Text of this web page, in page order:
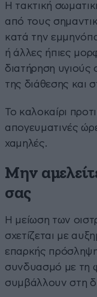
Η τακτική
από τους
κατά την
ή άλλες ήπιες
διατήρηση
της διάθεσης και
Το καλοκαίρι
απογευματινές
χαμηλές.
Μην
σας
Η μείωση των
σχετίζεται με
επαρκής πρόσληψη
συνδυασμό με τη
συμβάλλουν στη